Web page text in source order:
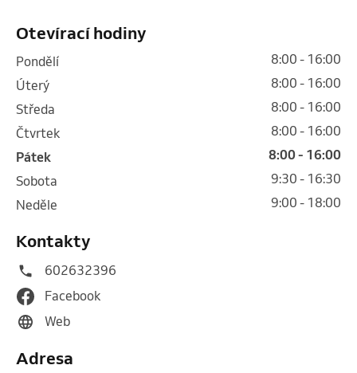
Otevírací hodiny
pondělí
8:00 - 16:00
úterý
8:00 - 16:00
středa
8:00 - 16:00
čtvrtek
8:00 - 16:00
pátek
8:00 - 16:00
sobota
9:30 - 16:30
neděle
9:00 - 18:00
Kontakty
602632396
Facebook
Web
Adresa